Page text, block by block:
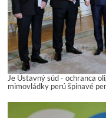
Je Ústavný súd - ochranca
mimovládky perú špinavé